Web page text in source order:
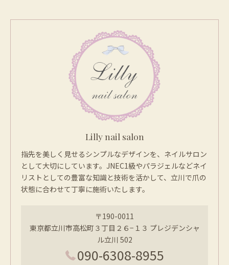
Lilly nail salon
指先を美しく見せるシンプルなデザインを、ネイルサロン
として大切にしています。JNEC1級やパラジェルなどネイ
リストとしての豊富な知識と技術を活かして、立川で爪の
状態に合わせて丁寧に施術いたします。
〒190-0011
東京都立川市高松町３丁目２６−１３ プレジデンシャ
ル立川 502
090-6308-8955